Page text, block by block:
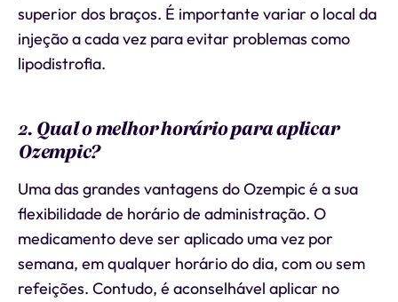
superior dos braços. É importante variar o local da
injeção a cada vez para evitar problemas como
lipodistrofia.
2. Qual o melhor horário para aplicar
Ozempic?
Uma das grandes vantagens do Ozempic é a sua
flexibilidade de horário de administração. O
medicamento deve ser aplicado uma vez por
semana, em qualquer horário do dia, com ou sem
refeições. Contudo, é aconselhável aplicar no